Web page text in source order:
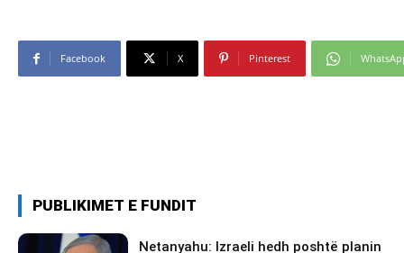
Facebook X Pinterest
PUBLIKIMET E FUNDIT
Netanyahu: Izraeli hedh poshtë planin